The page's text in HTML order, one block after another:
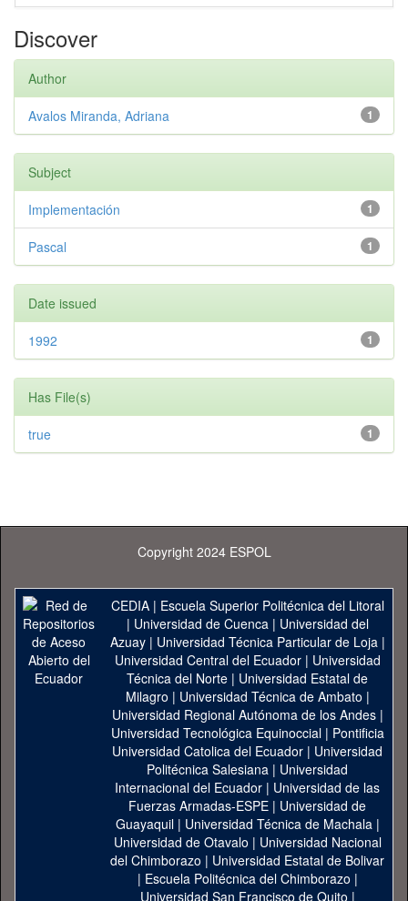
Discover
Author
1
Avalos Miranda, Adriana
Subject
1
Implementación
1
Pascal
Date issued
1
1992
Has File(s)
1
true
Copyright 2024 ESPOL
CEDIA| Escuela Superior Politécnica del Litoral
| Universidad de Cuenca| Universidad del
Azuay| Universidad Técnica Particular de Loja|
Universidad Central del Ecuador| Universidad
Técnica del Norte | Universidad Estatal de
Milagro | Universidad Técnica de Ambato |
Universidad Regional Autónoma de los Andes|
Universidad Tecnológica Equinoccial| Pontificia
Universidad Catolica del Ecuador | Universidad
Politécnica Salesiana | Universidad
Internacional del Ecuador | Universidad de las
Fuerzas Armadas-ESPE | Universidad de
Guayaquil| Universidad Técnica de Machala|
Universidad de Otavalo | Universidad Nacional
del Chimborazo | Universidad Estatal de Bolivar
| Escuela Politécnica del Chimborazo |
Universidad San Francisco de Quito |